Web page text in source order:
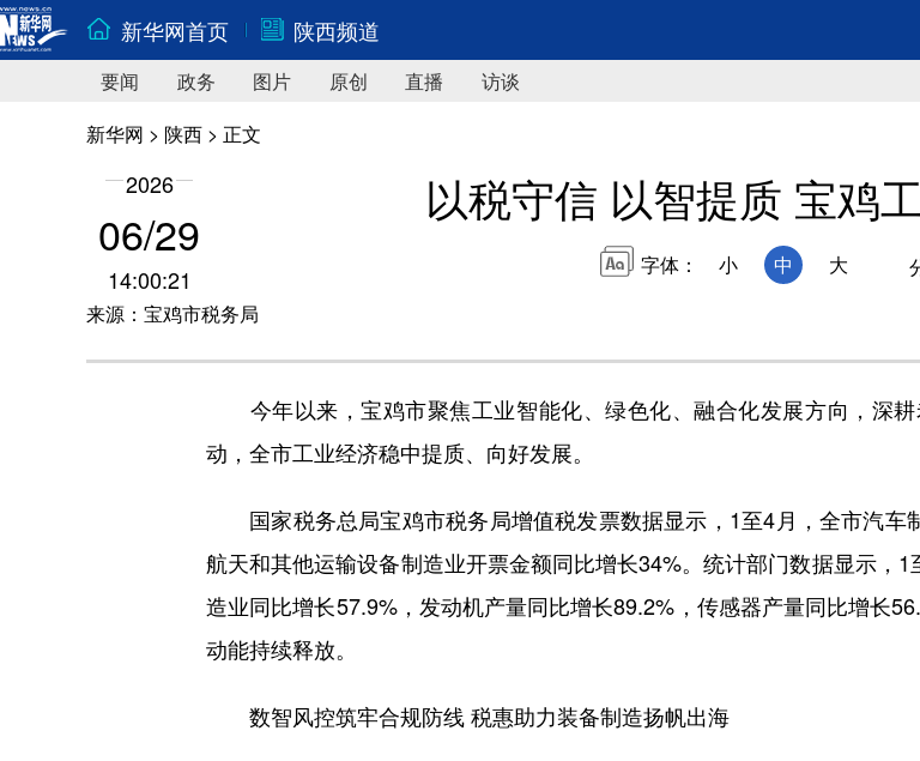
新华网首页 陕西频道
要闻 政务 图片 原创 直播
访谈
新华网 > 陕西 > 正文
2026
06/29
14:00:21
来源：宝鸡市税务局
以税守信 以智提质 宝鸡
字体： 小 中 大
今年以来，宝鸡市聚焦工业智能化、绿色化、融合化发展方向，深
动，全市工业经济稳中提质、向好发展。
国家税务总局宝鸡市税务局增值税发票数据显示，1至4月，全市汽车
航天和其他运输设备制造业开票金额同比增长34%。统计部门数据显示，
造业同比增长57.9%，发动机产量同比增长89.2%，传感器产量同比增长
动能持续释放。
数智风控筑牢合规防线 税惠助力装备制造扬帆出海